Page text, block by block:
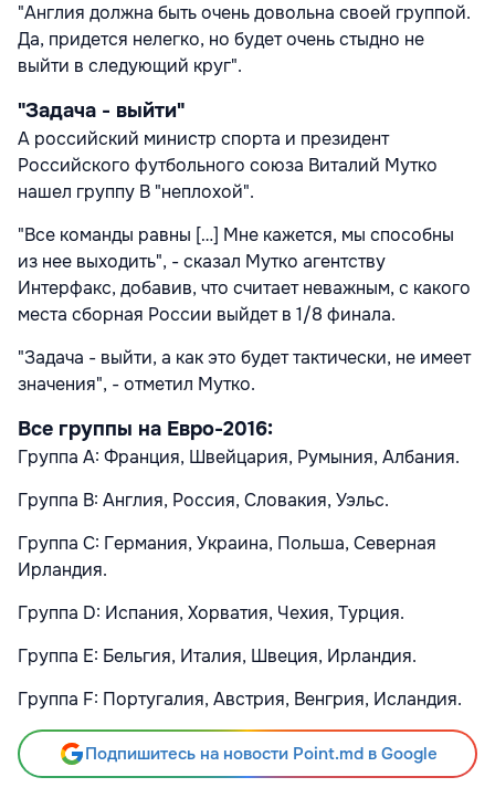
"Англия должна быть очень довольна своей группой.
Да, придется нелегко, но будет очень стыдно не
выйти в следующий круг".
"Задача - выйти"
А российский министр спорта и президент
Российского футбольного союза Виталий Мутко
нашел группу В "неплохой".
"Все команды равны […] Мне кажется, мы способны
из нее выходить", - сказал Мутко агентству
Интерфакс, добавив, что считает неважным, с какого
места сборная России выйдет в 1/8 финала.
"Задача - выйти, а как это будет тактически, не имеет
значения", - отметил Мутко.
Все группы на Евро-2016:
Группа A: Франция, Швейцария, Румыния, Албания.
Группа B: Англия, Россия, Словакия, Уэльс.
Группа C: Германия, Украина, Польша, Северная
Ирландия.
Группа D: Испания, Хорватия, Чехия, Турция.
Группа E: Бельгия, Италия, Швеция, Ирландия.
Группа F: Португалия, Австрия, Венгрия, Исландия.
Подпишитесь на новости Point.md в Google